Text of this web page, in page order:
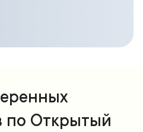
по Открытый